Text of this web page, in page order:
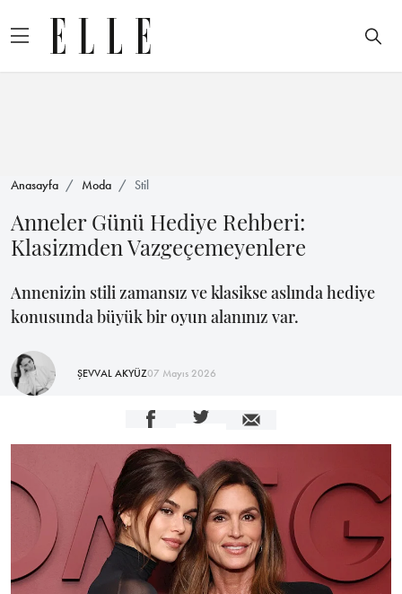
Anasayfa Moda Stil
Anneler Günü Hediye Rehberi:
Klasizmden Vazgeçemeyenlere
Annenizin stili zamansız ve klasikse aslında hediye
konusunda büyük bir oyun alanınız var.
ŞEVVAL AKYÜZ07 Mayıs 2026